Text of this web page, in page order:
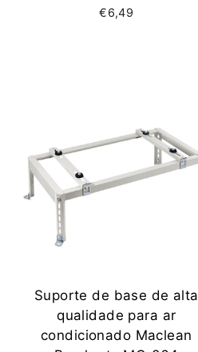
€6,49
Suporte de base de alta
qualidade para ar
condicionado Maclean